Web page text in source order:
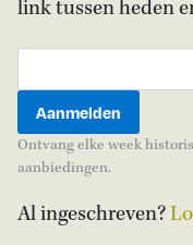
link tussen heden
Ontvang elke week
aanbiedingen.
Al ingeschreven?